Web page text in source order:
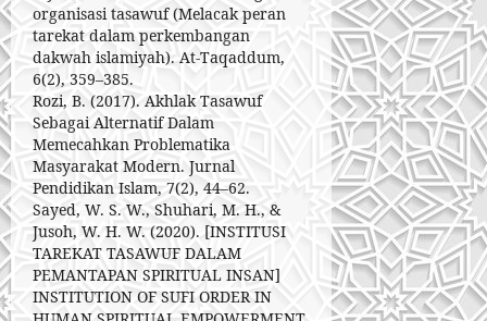
organisasi tasawuf (Melacak peran
tarekat dalam perkembangan
dakwah islamiyah). At-Taqaddum,
6(2), 359–385.
Rozi, B. (2017). Akhlak Tasawuf
Sebagai Alternatif Dalam
Memecahkan Problematika
Masyarakat Modern. Jurnal
Pendidikan Islam, 7(2), 44–62.
Sayed, W. S. W., Shuhari, M. H., &
Jusoh, W. H. W. (2020). [INSTITUSI
TAREKAT TASAWUF DALAM
PEMANTAPAN SPIRITUAL INSAN]
INSTITUTION OF SUFI ORDER IN